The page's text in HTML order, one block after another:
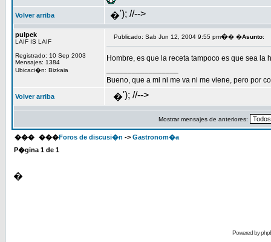
Volver arriba �'); //-->
pulpek
LAIF IS LAIF
Registrado: 10 Sep 2003
Mensajes: 1384
Ubicaci�n: Bizkaia
Publicado: Sab Jun 12, 2004 9:55 pm�� �Asunto:
Hombre, es que la receta tampoco es que sea la
Bueno, que a mi ni me va ni me viene, pero por
Volver arriba �'); //-->
Mostrar mensajes de anteriores:
��� ���Foros de discusi�n -> Gastronom�a
P�gina 1 de 1
�
Powered by